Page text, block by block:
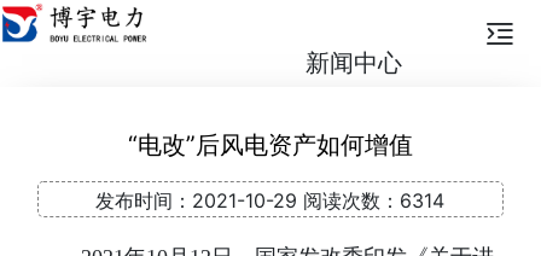
新闻中心
“电改”后风电资产如何增值
发布时间： 2021-10-29 阅读次数： 6314